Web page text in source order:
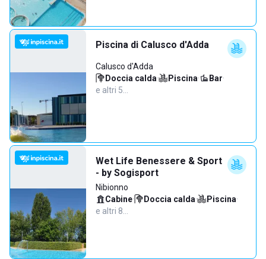
Piscina di Calusco d'Adda
Calusco d'Adda
Doccia calda· Piscina· Bar·
e altri 5…
Wet Life Benessere & Sport
- by Sogisport
Nibionno
Cabine· Doccia calda· Piscina·
e altri 8…